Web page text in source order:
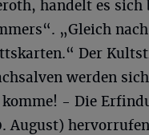
handelt es
„Gleich
Der
werden
- Die
August)